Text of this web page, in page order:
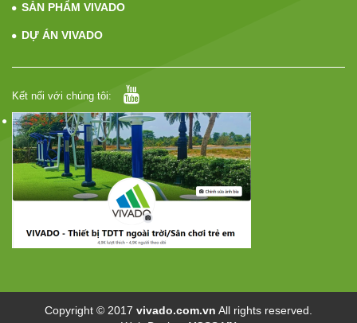
SẢN PHẨM VIVADO
DỰ ÁN VIVADO
Kết nối với chúng tôi:
Copyright © 2017 vivado.com.vn All rights reserved.